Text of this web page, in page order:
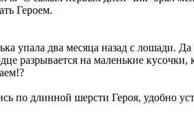
Героем.
упала два месяца назад с лошади.
разрывается на маленькие кусочки,
по длинной шерсти Героя, удобно